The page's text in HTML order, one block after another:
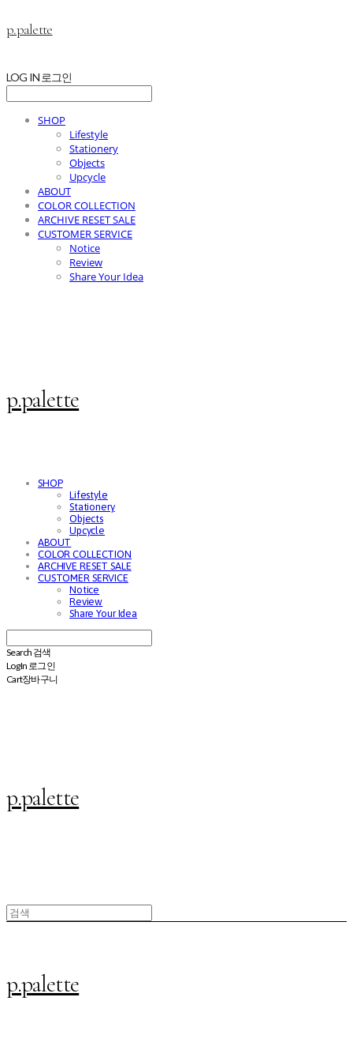
p.palette
LOG IN 로그인
SHOP
Lifestyle
Stationery
Objects
Upcycle
ABOUT
COLOR COLLECTION
ARCHIVE RESET SALE
CUSTOMER SERVICE
Notice
Review
Share Your Idea
p.palette
SHOP
Lifestyle
Stationery
Objects
Upcycle
ABOUT
COLOR COLLECTION
ARCHIVE RESET SALE
CUSTOMER SERVICE
Notice
Review
Share Your Idea
Search 검색
Log In 로그인
Cart장바구니
p.palette
p.palette